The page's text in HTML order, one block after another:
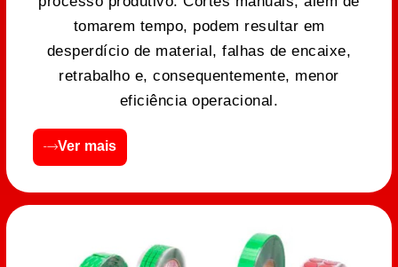
tomarem tempo, podem resultar em
desperdício de material, falhas de encaixe,
retrabalho e, consequentemente, menor
eficiência operacional.
Ver mais